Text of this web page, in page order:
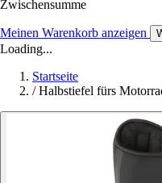
Zwischensumme
Meinen Warenkorb anzeigen
Loading...
Startseite
/ Halbstiefel fürs